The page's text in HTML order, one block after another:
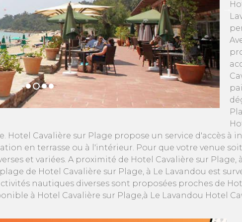
Hotel Cavalière sur Plage propose un service d'accès
en terrasse ou à l'intérieur. Pour que votre venue
et variées. A proximité de Hotel Cavalière sur Plage,
de Hotel Cavalière sur Plage, à Le Lavandou est
nautiques diverses sont proposées proches de
à Hotel Cavalière sur Plage,à Le Lavandou Hotel